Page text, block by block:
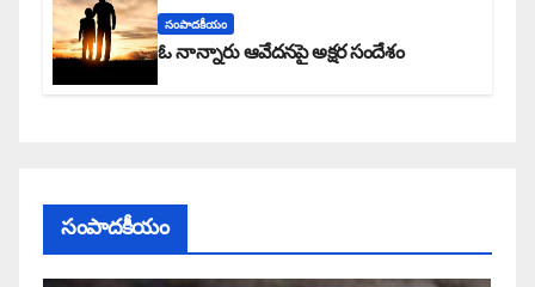
సంపాదకీయం
ఓ నాన్నారు ఆవేదనపై అక్షర సందేశం
సంపాదకీయం